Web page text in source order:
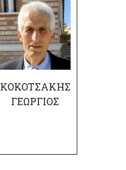
ΚΟΚΟΤΣΑΚΗΣ
ΓΕΩΡΓΙΟΣ